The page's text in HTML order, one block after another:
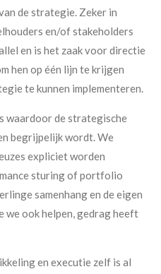
de strategie. Zeker in
en/of stakeholders
en is het zaak voor directie
hen op één lijn te krijgen
te kunnen implementeren.
waardoor de strategische
begrijpelijk wordt. We
expliciet worden
sturing of portfolio
samenhang en de eigen
ook helpen, gedrag heeft
en executie zelf is al